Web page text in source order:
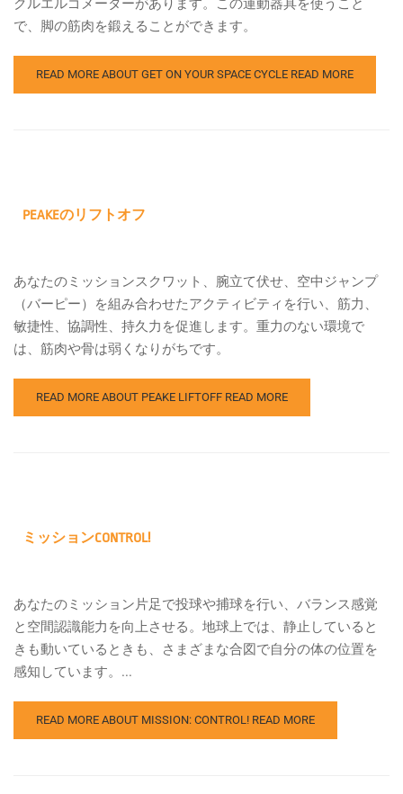
クルエルゴメーターがあります。この運動器具を使うこと
で、脚の筋肉を鍛えることができます。
READ MORE ABOUT GET ON YOUR SPACE CYCLE READ MORE
PEAKEのリフトオフ
あなたのミッションスクワット、腕立て伏せ、空中ジャンプ
（バーピー）を組み合わせたアクティビティを行い、筋力、
敏捷性、協調性、持久力を促進します。重力のない環境で
は、筋肉や骨は弱くなりがちです。
READ MORE ABOUT PEAKE LIFTOFF READ MORE
ミッションCONTROL!
あなたのミッション片足で投球や捕球を行い、バランス感覚
と空間認識能力を向上させる。地球上では、静止していると
きも動いているときも、さまざまな合図で自分の体の位置を
感知しています。...
READ MORE ABOUT MISSION: CONTROL! READ MORE